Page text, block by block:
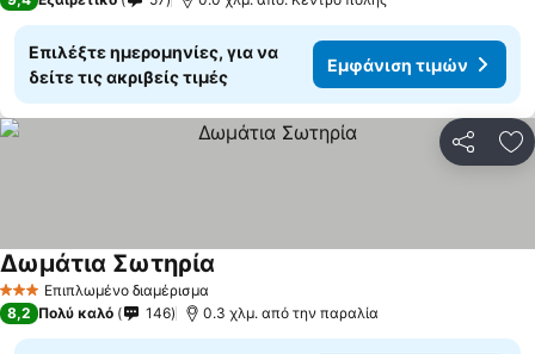
Επιλέξτε ημερομηνίες, για να
δείτε τις ακριβείς τιμές
Εμφάνιση τιμών
3 ΑστέριαΕπιπλωμένο διαμέρισμα
Δωμάτια Σωτηρία
8,2 Πολύ καλό 146 0.3 χλμ. από την παραλία